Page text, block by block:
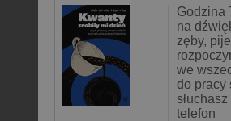
Godzina
na
zęby,
we
do pracy
telefon